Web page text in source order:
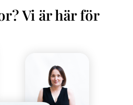
Vi är här för